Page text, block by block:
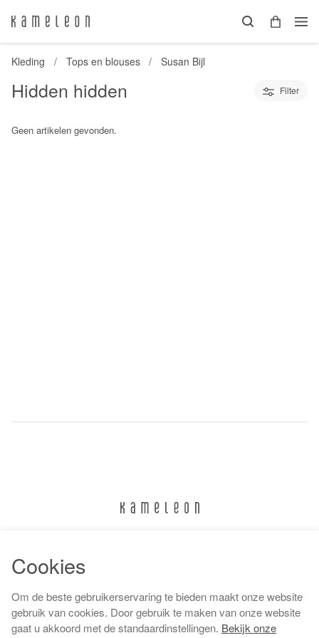
Kleding Tops en blouses Susan Bijl
Hidden hidden Filter
Geen artikelen gevonden.
Algemene voorwaarden
Cookies
Om de beste gebruikerservaring te bieden maakt onze website
gebruik van cookies. Door gebruik te maken van onze website
gaat u akkoord met de standaardinstellingen. Bekijk onze